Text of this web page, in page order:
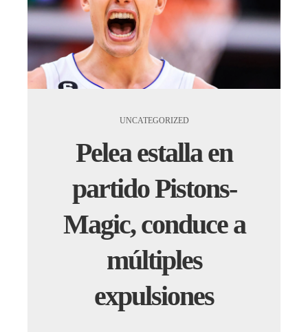
UNCATEGORIZED
Pelea estalla en
partido Pistons-
Magic, conduce a
múltiples
expulsiones